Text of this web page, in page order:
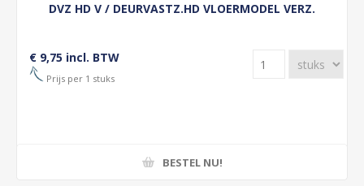
DVZ HD V / DEURVASTZ.HD VLOERMODEL VERZ.
€ 9,75 incl. BTW
Prijs per 1 stuks
BESTEL NU!